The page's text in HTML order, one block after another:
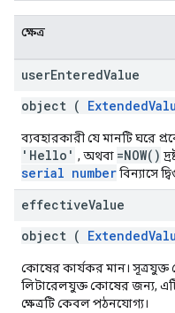
ক্ষেত্র
userEnteredValue
object (
ব্যবহারকারী যে মানটি ঘরে
'Hello' , অথবা =NOW()
serial numberবিন্যাসে
effectiveValue
object (
কোষের কার্যকর মান।
লিটারেলযুক্ত কোষের জন্য,
ক্ষেত্রটি কেবল পঠনযোগ্য।